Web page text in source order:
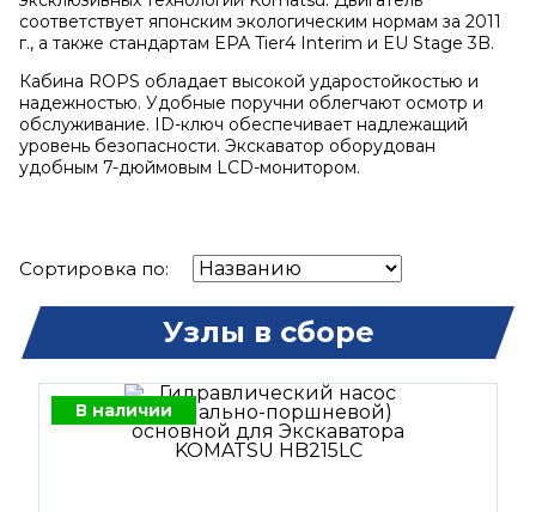
соответствует японским экологическим нормам за 2011
г., а также стандартам EPA Tier4 Interim и EU Stage 3B.
Кабина ROPS обладает высокой ударостойкостью и
надежностью. Удобные поручни облегчают осмотр и
обслуживание. ID-ключ обеспечивает надлежащий
уровень безопасности. Экскаватор оборудован
удобным 7-дюймовым LCD-монитором.
Сортировка по:
Узлы в сборе
В наличии